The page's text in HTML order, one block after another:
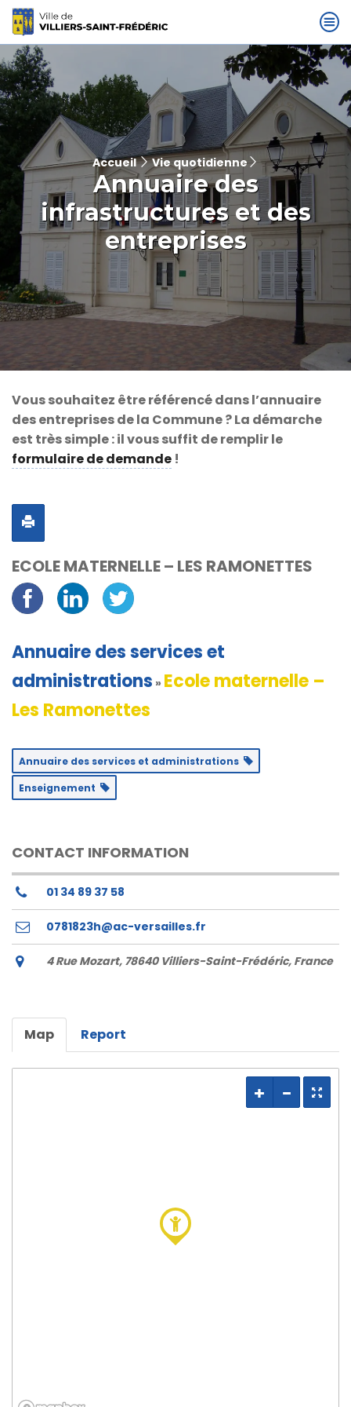
Accueil Vie quotidienne
Annuaire des
infrastructures et des
entreprises
Vous souhaitez être référencé dans l’annuaire
des entreprises de la Commune ? La démarche
est très simple : il vous suffit de remplir le
formulaire de demande !
ECOLE MATERNELLE – LES RAMONETTES
Annuaire des services et
administrations » Ecole maternelle –
Les Ramonettes
Annuaire des services et administrations
Enseignement
CONTACT INFORMATION
01 34 89 37 58
0781823h@ac-versailles.fr
4 Rue Mozart, 78640 Villiers-Saint-Frédéric, France
Map Report